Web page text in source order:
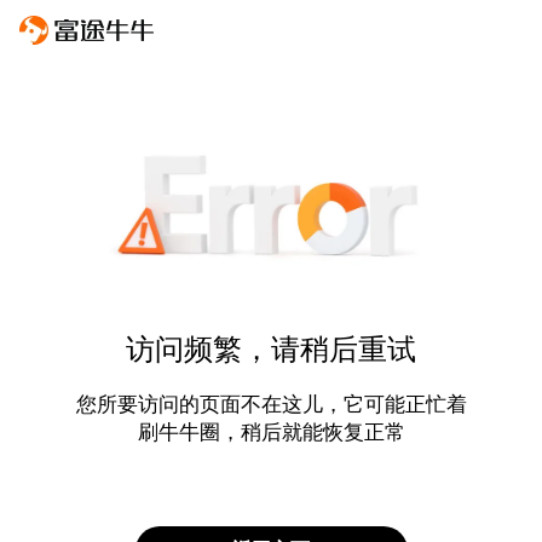
访问频繁，请稍后重试
您所要访问的页面不在这儿，它可能正忙着
刷牛牛圈，稍后就能恢复正常